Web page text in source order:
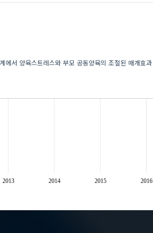
에서 양육스트레스와 부모 공동양육의 조절된 매개효과
2013 2014 2015 2016